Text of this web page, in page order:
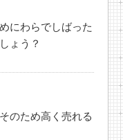
にわらでしばった
ょう？
のため高く売れる